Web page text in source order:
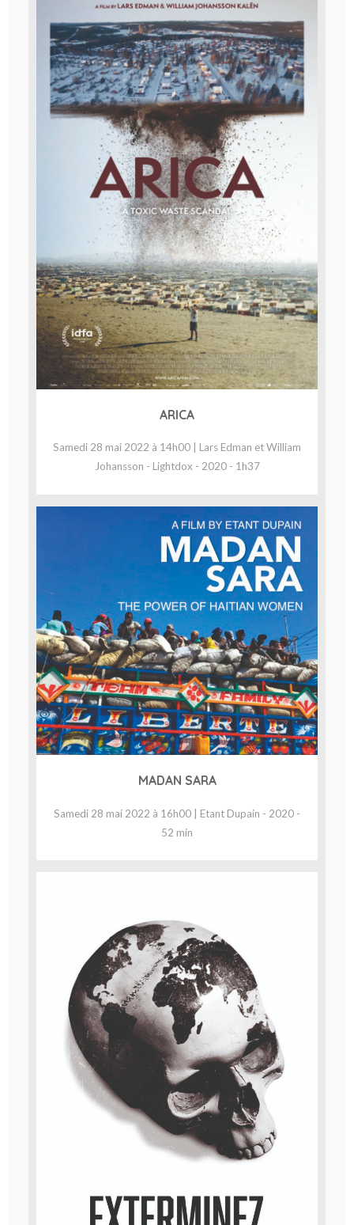
ARICA
Samedi 28 mai 2022 à 14h00 | Lars Edman et William
Johansson - Lightdox - 2020 - 1h37
MADAN SARA
Samedi 28 mai 2022 à 16h00 | Etant Dupain - 2020 -
52 min